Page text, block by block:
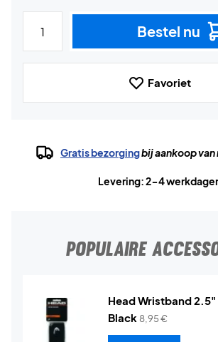
Bestel nu
Favoriet
Gratis bezorgingbij aankoop van
Levering: 2-4
POPULAIRE
Head Wristband
Black 8,95€